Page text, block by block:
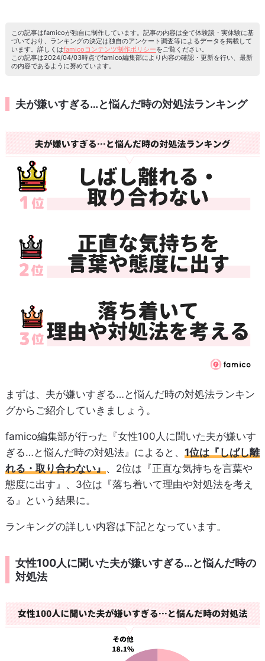
この記事はfamicoが独自に制作しています。記事の内容は全て体験談・実体験に基
づいており、ランキングの決定は独自のアンケート調査等によるデータを掲載して
います。詳しくはfamicoコンテンツ制作ポリシーをご覧ください。
この記事は2024/04/03時点でfamico編集部により内容の確認・更新を行い、最新
の内容であるように努めています。
夫が嫌いすぎる…と悩んだ時の対処法ランキング
まずは、夫が嫌いすぎる…と悩んだ時の対処法ランキン
グからご紹介していきましょう。
famico編集部が行った『女性100人に聞いた夫が嫌いす
ぎる…と悩んだ時の対処法』によると、 1位は『しばし離
れる・取り合わない』、2位は『正直な気持ちを言葉や
態度に出す』、3位は『落ち着いて理由や対処法を考え
る』という結果に。
ランキングの詳しい内容は下記となっています。
女性100人に聞いた夫が嫌いすぎる…と悩んだ時の
対処法